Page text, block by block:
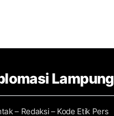
Lampung
– Redaksi – Kode Etik Pers